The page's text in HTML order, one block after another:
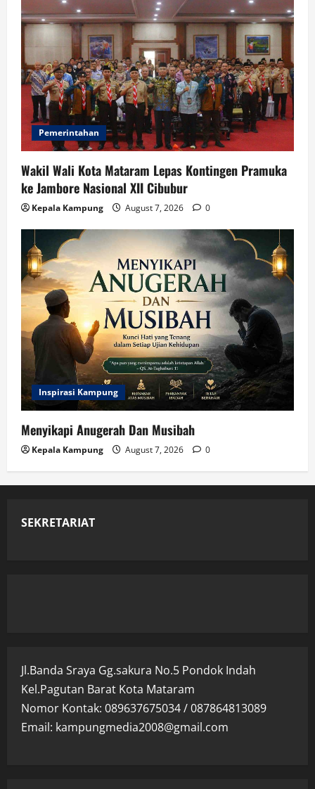
Pemerintahan
Wakil Wali Kota Mataram Lepas Kontingen Pramuka
ke Jambore Nasional XII Cibubur
Kepala Kampung August 7, 2026 0
Inspirasi Kampung
Menyikapi Anugerah Dan Musibah
Kepala Kampung August 7, 2026 0
SEKRETARIAT
Jl.Banda Sraya Gg.sakura No.5 Pondok Indah
Kel.Pagutan Barat Kota Mataram
Nomor Kontak: 089637675034 / 087864813089
Email: kampungmedia2008@gmail.com